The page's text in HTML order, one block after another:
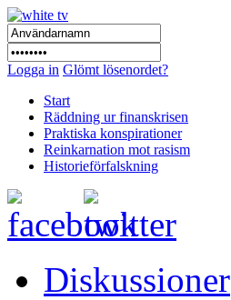
Logga in Glömt lösenordet?
Start
Räddning ur finanskrisen
Praktiska konspirationer
Reinkarnation mot rasism
Historieförfalskning
Diskussioner